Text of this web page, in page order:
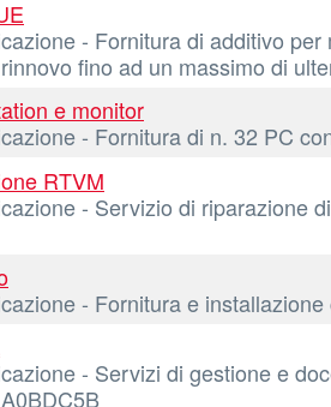
- Fornitura di additivo
fino ad un massimo di
e monitor
- Fornitura di n. 32 PC
RTVM
- Servizio di riparazione
- Fornitura e
- Servizi di gestione e